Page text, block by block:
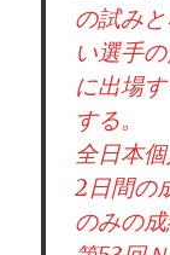
の試み
い選手
に出場
する。
全日本
2日間の
のみの成